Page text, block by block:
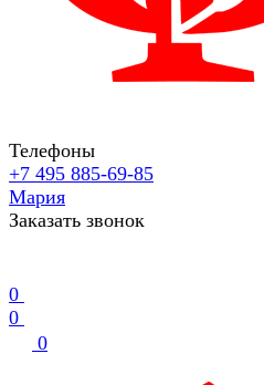
Телефоны
+7 495 885-69-85
Мария
Заказать звонок
0
0
0